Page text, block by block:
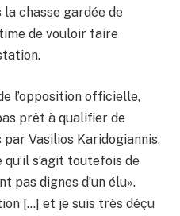
chasse gardée de
de vouloir faire
l’opposition officielle,
prêt à qualifier de
Vasilios Karidogiannis,
s’agit toutefois de
pas dignes d’un élu».
[…] et je suis très déçu